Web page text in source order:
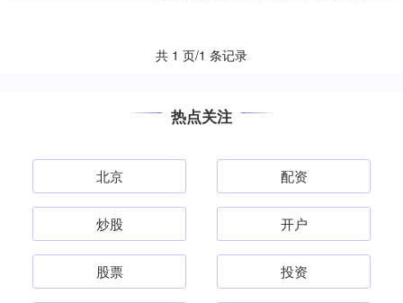
共 1 页/1 条记录
热点关注
北京 配资
炒股 开户
股票 投资